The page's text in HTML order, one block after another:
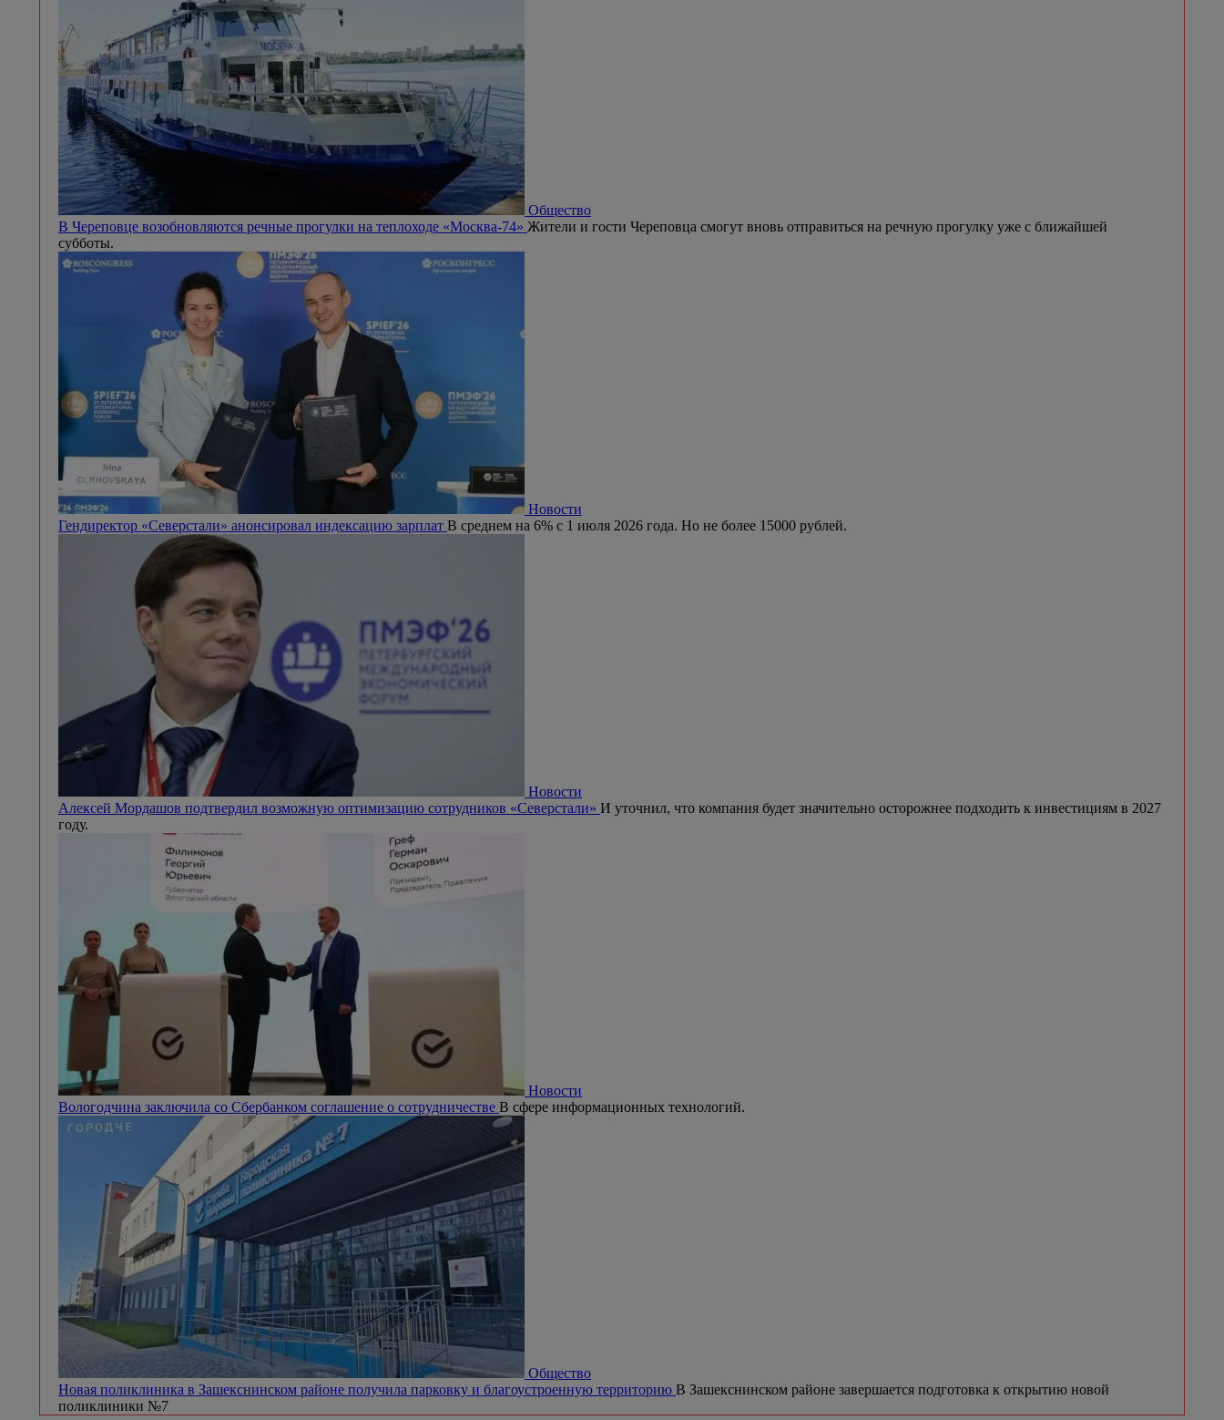
Общество
В Череповце возобновляются речные прогулки на теплоходе «Москва-74» Жители и гости Череповца смогут вновь отправиться на речную прогулку уже с ближайшей
субботы.
Новости
Гендиректор «Северстали» анонсировал индексацию зарплат В среднем на 6% с 1 июля 2026 года. Но не более 15000 рублей.
Новости
Алексей Мордашов подтвердил возможную оптимизацию сотрудников «Северстали» И уточнил, что компания будет значительно осторожнее подходить к инвестициям в 2027
году.
Новости
Вологодчина заключила со Сбербанком соглашение о сотрудничестве В сфере информационных технологий.
Общество
Новая поликлиника в Зашекснинском районе получила парковку и благоустроенную территорию В Зашекснинском районе завершается подготовка к открытию новой
поликлиники №7